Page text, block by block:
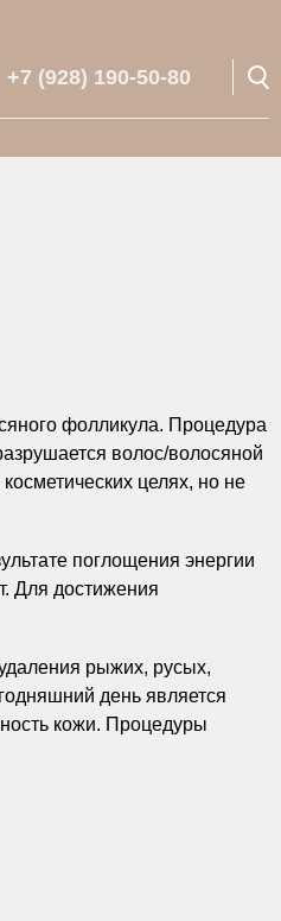
+7 (928) 190-50-80
фолликула. Процедура
волос/волосяной
целях, но не
поглощения энергии
Для достижения
рыжих, русых,
день является
кожи. Процедуры